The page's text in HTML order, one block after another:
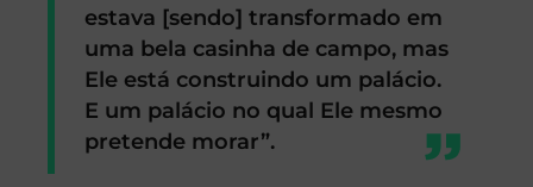
estava [sendo] transformado em
uma bela casinha de campo, mas
Ele está construindo um palácio.
E um palácio no qual Ele mesmo
pretende morar”.